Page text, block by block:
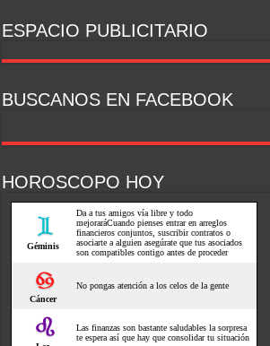
ESPACIO PUBLICITARIO
BUSCANOS EN FACEBOOK
HOROSCOPO HOY